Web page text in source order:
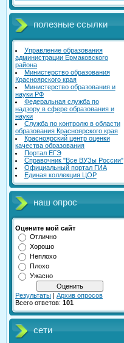
полезные ссылки
Управление образования
администрации Ермаковского
района
Министерство образования
Красноярского края
Министерство образования и
науки РФ
Федеральная служба по
надзору в сфере образования и
науки
Служба по контролю в области
образования Красноярского края
Красноярский центр оценки
качества образования
Портал ЕГЭ
Справочник "Все ВУЗы России"
Официальный портал ГИА
Единая коллекция ЦОР
наш опрос
Оцените мой сайт
Отлично
Хорошо
Неплохо
Плохо
Ужасно
Результаты | Архив опросов
Всего ответов: 101
сети